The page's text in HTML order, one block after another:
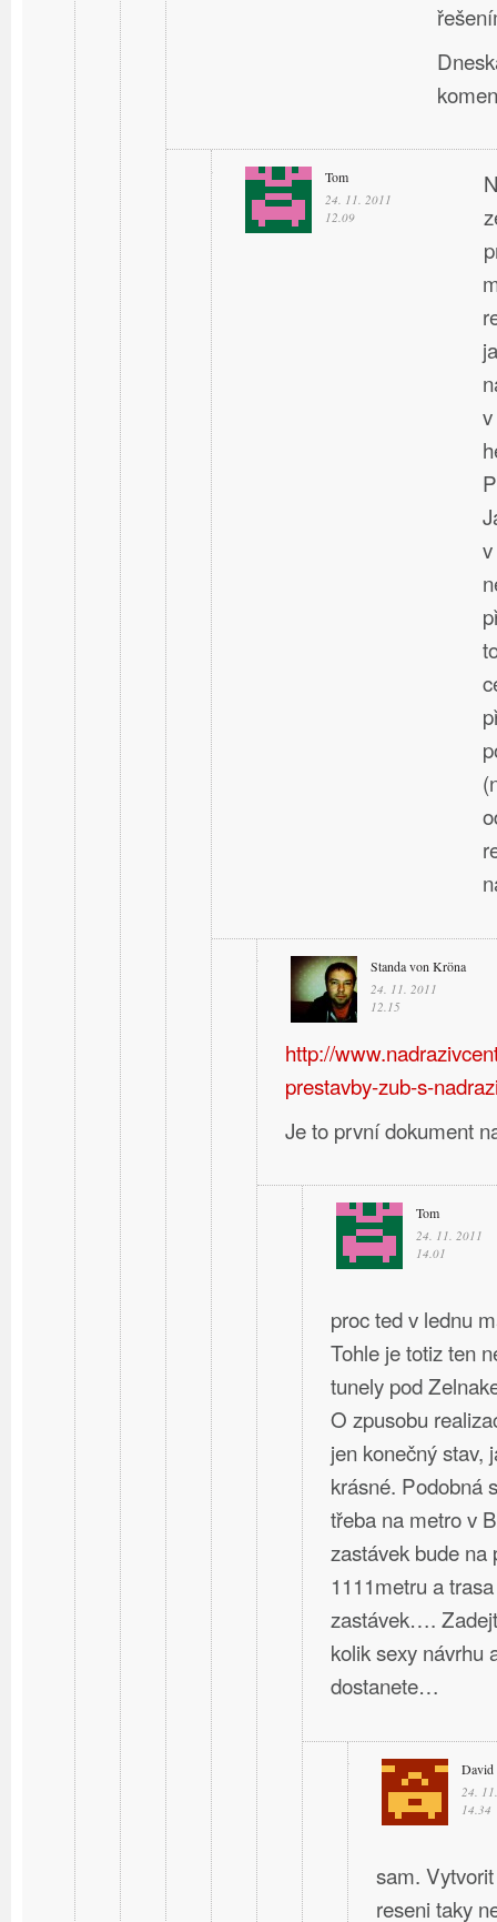
Tom
24. 11. 2011
12.09
Standa von Kröna
24. 11. 2011
12.15
http://
prestavby-zub-s-
Je to první dokument
Tom
24. 11. 2011
14.01
proc ted v lednu
Tohle je totiz ten
tunely pod
O zpusobu
jen konečný stav,
krásné. Podobná
třeba na metro v
zastávek bude na
1111metru a
zastávek….
kolik sexy návrhu
dostanete…
David
24.
14.34
sam.
reseni taky